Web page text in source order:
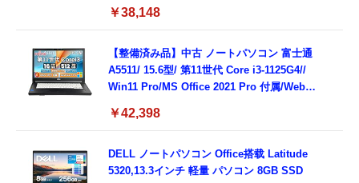
Type-C/360度回転対応/有線静音マウス付
8GB,SSD256GB)
￥38,148
【整備済み品】中古 ノートパソコン 富士通
A5511/ 15.6型/ 第11世代 Core i3-1125G4//
Win11 Pro/MS Office 2021 Pro 付属/Webカ
3.0)/ 有線静音マウス付属/ 180日保証（メモリ
￥42,398
DELL ノートパソコン Office搭载 Latitude
5320,13.3インチ 軽量 パソコン 8GB SSD